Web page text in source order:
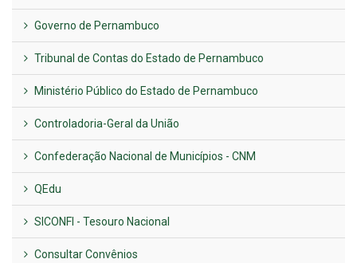
Governo de Pernambuco
Tribunal de Contas do Estado de Pernambuco
Ministério Público do Estado de Pernambuco
Controladoria-Geral da União
Confederação Nacional de Municípios - CNM
QEdu
SICONFI - Tesouro Nacional
Consultar Convênios